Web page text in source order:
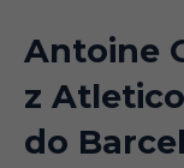
Antoine
z
do